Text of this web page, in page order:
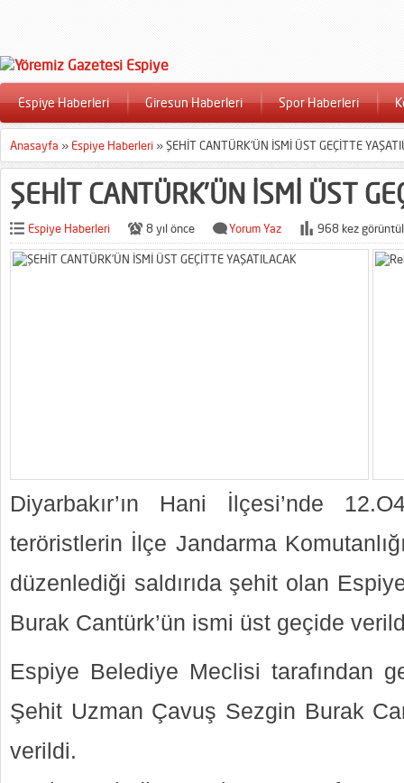
Espiye Haberleri Giresun Haberleri Spor Haberleri
Anasayfa » Espiye Haberleri »ŞEHİT CANTÜRK’ÜN İSMİ ÜST GEÇİTTE
ŞEHİT CANTÜRK’ÜN İSMİ ÜST
Espiye Haberleri 8 yıl önce Yorum Yaz 968 kez
Diyarbakır’ın Hani İlçesi’nde
teröristlerin İlçe Jandarma
düzenlediği saldırıda şehit olan
Burak Cantürk’ün ismi üst geçide
Espiye Belediye Meclisi tarafından
Şehit Uzman Çavuş Sezgin Burak
verildi.